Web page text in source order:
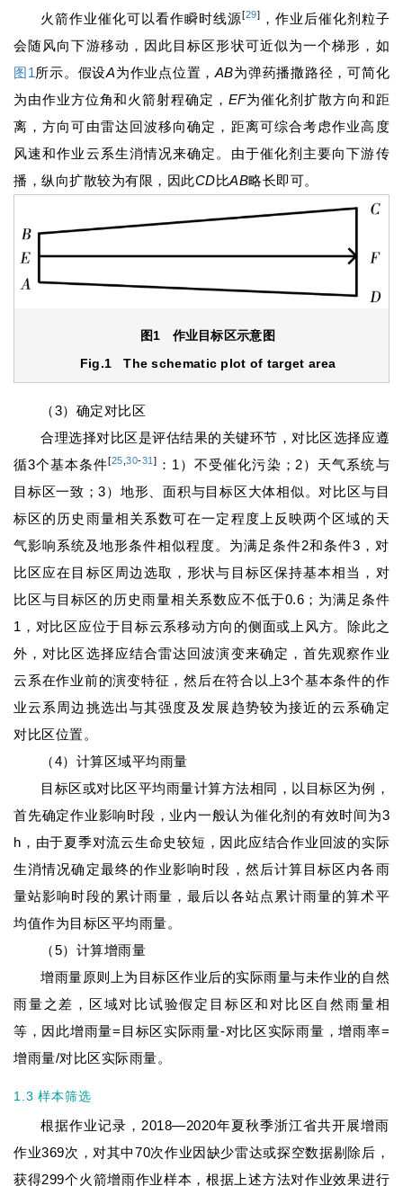
火箭作业催化可以看作瞬时线源[29] ，作业后催化剂粒子
会随风向下游移动，因此目标区形状可近似为一个梯形，如
图1所示。假设A为作业点位置， AB为弹药播撒路径，可简化
为由作业方位角和火箭射程确定， EF为催化剂扩散方向和距
离，方向可由雷达回波移向确定，距离可综合考虑作业高度
风速和作业云系生消情况来确定。由于催化剂主要向下游传
播，纵向扩散较为有限，因此CD比AB略长即可。
图1 作业目标区示意图
Fig.1The schematic plot of target area
（3）确定对比区
合理选择对比区是评估结果的关键环节，对比区选择应遵
循3个基本条件[25 ,30-31 ] ：1）不受催化污染；2）天气系统与
目标区一致；3）地形、面积与目标区大体相似。对比区与目
标区的历史雨量相关系数可在一定程度上反映两个区域的天
气影响系统及地形条件相似程度。为满足条件2和条件3，对
比区应在目标区周边选取，形状与目标区保持基本相当，对
比区与目标区的历史雨量相关系数应不低于0.6；为满足条件
1，对比区应位于目标云系移动方向的侧面或上风方。除此之
外，对比区选择应结合雷达回波演变来确定，首先观察作业
云系在作业前的演变特征，然后在符合以上3个基本条件的作
业云系周边挑选出与其强度及发展趋势较为接近的云系确定
对比区位置。
（4）计算区域平均雨量
目标区或对比区平均雨量计算方法相同，以目标区为例，
首先确定作业影响时段，业内一般认为催化剂的有效时间为3
h，由于夏季对流云生命史较短，因此应结合作业回波的实际
生消情况确定最终的作业影响时段，然后计算目标区内各雨
量站影响时段的累计雨量，最后以各站点累计雨量的算术平
均值作为目标区平均雨量。
（5）计算增雨量
增雨量原则上为目标区作业后的实际雨量与未作业的自然
雨量之差，区域对比试验假定目标区和对比区自然雨量相
等，因此增雨量=目标区实际雨量-对比区实际雨量，增雨率=
增雨量/对比区实际雨量。
1.3 样本筛选
根据作业记录，2018—2020年夏秋季浙江省共开展增雨
作业369次，对其中70次作业因缺少雷达或探空数据剔除后，
获得299个火箭增雨作业样本，根据上述方法对作业效果进行